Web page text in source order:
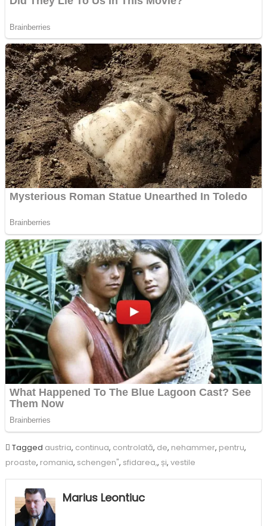
Tagged austria, continua, controlată, de, nehammer, pentru,
proaste, romania, schengen", sfidarea,, și, vestile
Marius Leontiuc